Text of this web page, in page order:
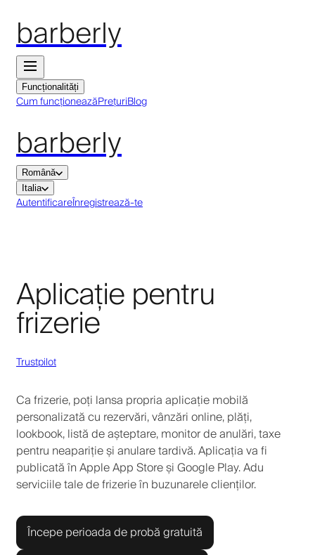
barberly
Funcționalități
Cum funcționeazăPrețuriBlog
barberly
Română
Italia
AutentificareÎnregistrează-te
Aplicație pentru
frizerie
Trustpilot
Ca frizerie, poți lansa propria aplicație mobilă
personalizată cu rezervări, vânzări online, plăți,
lookbook, listă de așteptare, monitor de anulări, taxe
pentru neapariție și anulare tardivă. Aplicația va fi
publicată în Apple App Store și Google Play. Adu
serviciile tale de frizerie în buzunarele clienților.
Începe perioada de probă gratuită